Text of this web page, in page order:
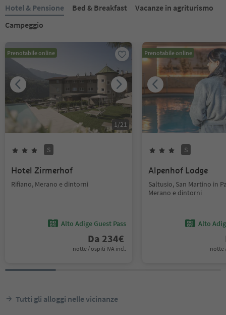
Hotel & Pensione Bed & Breakfast
Vacanze in agriturismo
Campeggio
Prenotabile online
1/21
S
Hotel Zirmerhof
Rifiano, Merano e dintorni
Alto Adige Guest Pass
Da 234€
notte / ospiti IVA incl.
Prenotabile online
S
Alpenhof Lodge
Saltusio, San Martino in
Merano e dintorni
Alto
notte
Tutti gli alloggi nelle vicinanze